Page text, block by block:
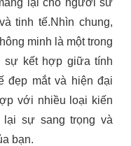
tinh tế.Nhìn chung,
minh là một trong
sự kết hợp giữa tính
đẹp mắt và hiện đại
với nhiều loại kiến
lại sự sang trọng và
bạn.